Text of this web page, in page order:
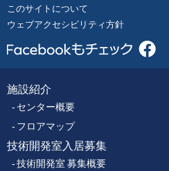
このサイトについて
ウェブアクセシビリティ方針
フ
ッ
タ
施設紹介
センター概要
フロアマップ
技術開発室入居募集
技術開発室 募集概要